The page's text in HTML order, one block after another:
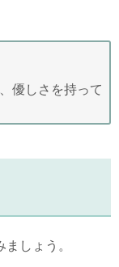
優しさを持って
しょう。